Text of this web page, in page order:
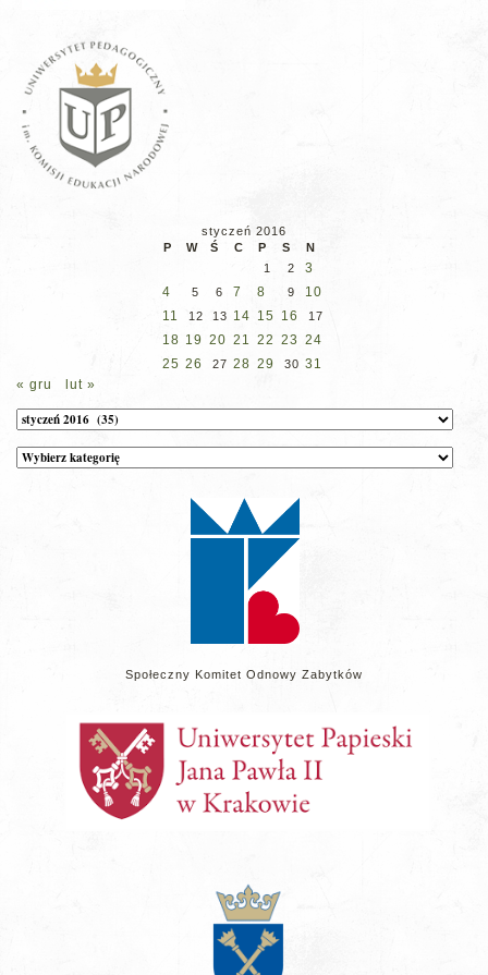
styczeń 2016
P
W Ś C P S
N
1
2
3
4
5 6 7 8 9
10
11
12 13 14 15 16 17
18 19 20 21 22 23 24
25 26 27 28 29 30 31
« gru
lut »
Archiwum
Kategorie
wpisów
Społeczny Komitet Odnowy Zabytków